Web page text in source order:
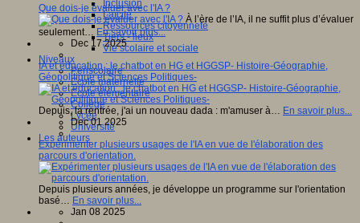
Inclusion
Laïcité
Ressources citoyenneté
Tiers - lieux
Vie scolaire et sociale
Niveaux
Périscolaire
Ecole maternelle
Ecole élémentaire
Collège
Lycée
Université
Les auteurs
Que dois-je évaluer avec l'IA ?
À l’ère de l’IA, il ne suffit plus d’évaluer
seulement… En savoir plus...
Dec 17 2025
IA et éducation : le chatbot en HG et HGGSP- Histoire-Géographie,
Géopolitique et Sciences Politiques-
Depuis, la rentrée, j'ai un nouveau dada : m'amuser à… En savoir plus...
Dec 01 2025
Expérimenter plusieurs usages de l'IA en vue de l'élaboration des
parcours d'orientation.
Depuis plusieurs années, je développe un programme sur l'orientation
basé… En savoir plus...
Jan 08 2025